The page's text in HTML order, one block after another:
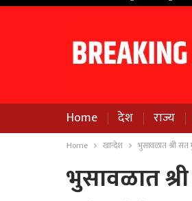
Home देश राज्य
Home खान्देश भुसावळात श्री संत
भुसावळात